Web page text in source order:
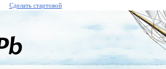
Сделать стартовой